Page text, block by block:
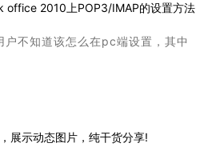
office 2010上POP3/IMAP的设置方法
户不知道该怎么在pc端设置，其中
展示动态图片，纯干货分享!